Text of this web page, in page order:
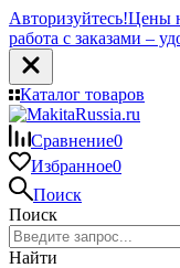
Авторизуйтесь!Цены
работа с заказами –
Каталог товаров
Сравнение0
Избранное0
Поиск
Поиск
Найти